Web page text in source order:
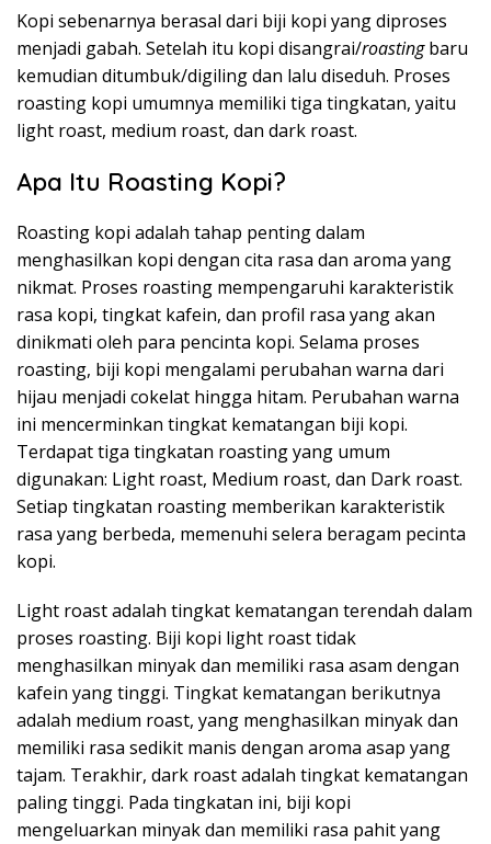
Kopi sebenarnya berasal dari biji kopi yang diproses
menjadi gabah. Setelah itu kopi disangrai/roastingbaru
kemudian ditumbuk/digiling dan lalu diseduh. Proses
roasting kopi umumnya memiliki tiga tingkatan, yaitu
light roast, medium roast, dan dark roast.
Apa Itu Roasting Kopi?
Roasting kopi adalah tahap penting dalam
menghasilkan kopi dengan cita rasa dan aroma yang
nikmat. Proses roasting mempengaruhi karakteristik
rasa kopi, tingkat kafein, dan profil rasa yang akan
dinikmati oleh para pencinta kopi. Selama proses
roasting, biji kopi mengalami perubahan warna dari
hijau menjadi cokelat hingga hitam. Perubahan warna
ini mencerminkan tingkat kematangan biji kopi.
Terdapat tiga tingkatan roasting yang umum
digunakan: Light roast, Medium roast, dan Dark roast.
Setiap tingkatan roasting memberikan karakteristik
rasa yang berbeda, memenuhi selera beragam pecinta
kopi.
Light roast adalah tingkat kematangan terendah dalam
proses roasting. Biji kopi light roast tidak
menghasilkan minyak dan memiliki rasa asam dengan
kafein yang tinggi. Tingkat kematangan berikutnya
adalah medium roast, yang menghasilkan minyak dan
memiliki rasa sedikit manis dengan aroma asap yang
tajam. Terakhir, dark roast adalah tingkat kematangan
paling tinggi. Pada tingkatan ini, biji kopi
mengeluarkan minyak dan memiliki rasa pahit yang